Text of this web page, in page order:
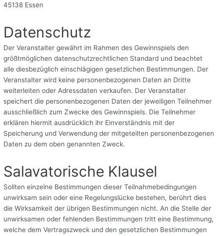
45138 Essen
Datenschutz
Der Veranstalter gewährt im Rahmen des Gewinnspiels den
größtmöglichen datenschutzrechtlichen Standard und beachtet
alle diesbezüglich einschlägigen gesetzlichen Bestimmungen. Der
Veranstalter wird keine personenbezogenen Daten an Dritte
weiterleiten oder Adressdaten verkaufen. Der Veranstalter
speichert die personenbezogenen Daten der jeweiligen Teilnehmer
ausschließlich zum Zwecke des Gewinnspiels. Die Teilnehmer
erklären hiermit ausdrücklich ihr Einverständnis mit der
Speicherung und Verwendung der mitgeteilten personenbezogenen
Daten zu dem oben genannten Zweck.
Salavatorische Klausel
Sollten einzelne Bestimmungen dieser Teilnahmebedingungen
unwirksam sein oder eine Regelungslücke bestehen, berührt dies
die Wirksamkeit der übrigen Bestimmungen nicht. An die Stelle der
unwirksamen oder fehlenden Bestimmungen tritt eine Bestimmung,
welche dem Vertragszweck und den gesetzlichen Bestimmungen